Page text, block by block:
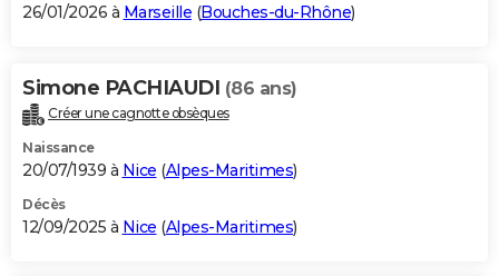
BONS PLANS
Carte de Noël
Carte Bonne année
Carte Saint-Valentin
Carte Pâques
Carte d'anniversaire
DICTIONNAIRE
Dictionnaire
Biographies
Citations
Expressions
Proverbes
PROGRAMME TV
S'inscrire
Se connecter
Lycées
Collèges
Primaires
Universités
Entreprises
Service militaire
Avis de recherche
AVIS DE DÉCÈS
26/01/2026 à Marseille (Bouches-du-Rhône)
Simone PACHIAUDI (86 ans)
Créer une cagnotte obsèques
Naissance
20/07/1939 à Nice (Alpes-Maritimes)
Décès
12/09/2025 à Nice (Alpes-Maritimes)